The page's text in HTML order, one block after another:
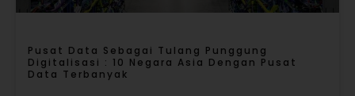
Pusat Data Sebagai Tulang Punggung
Digitalisasi : 10 Negara Asia Dengan Pusat
Data Terbanyak